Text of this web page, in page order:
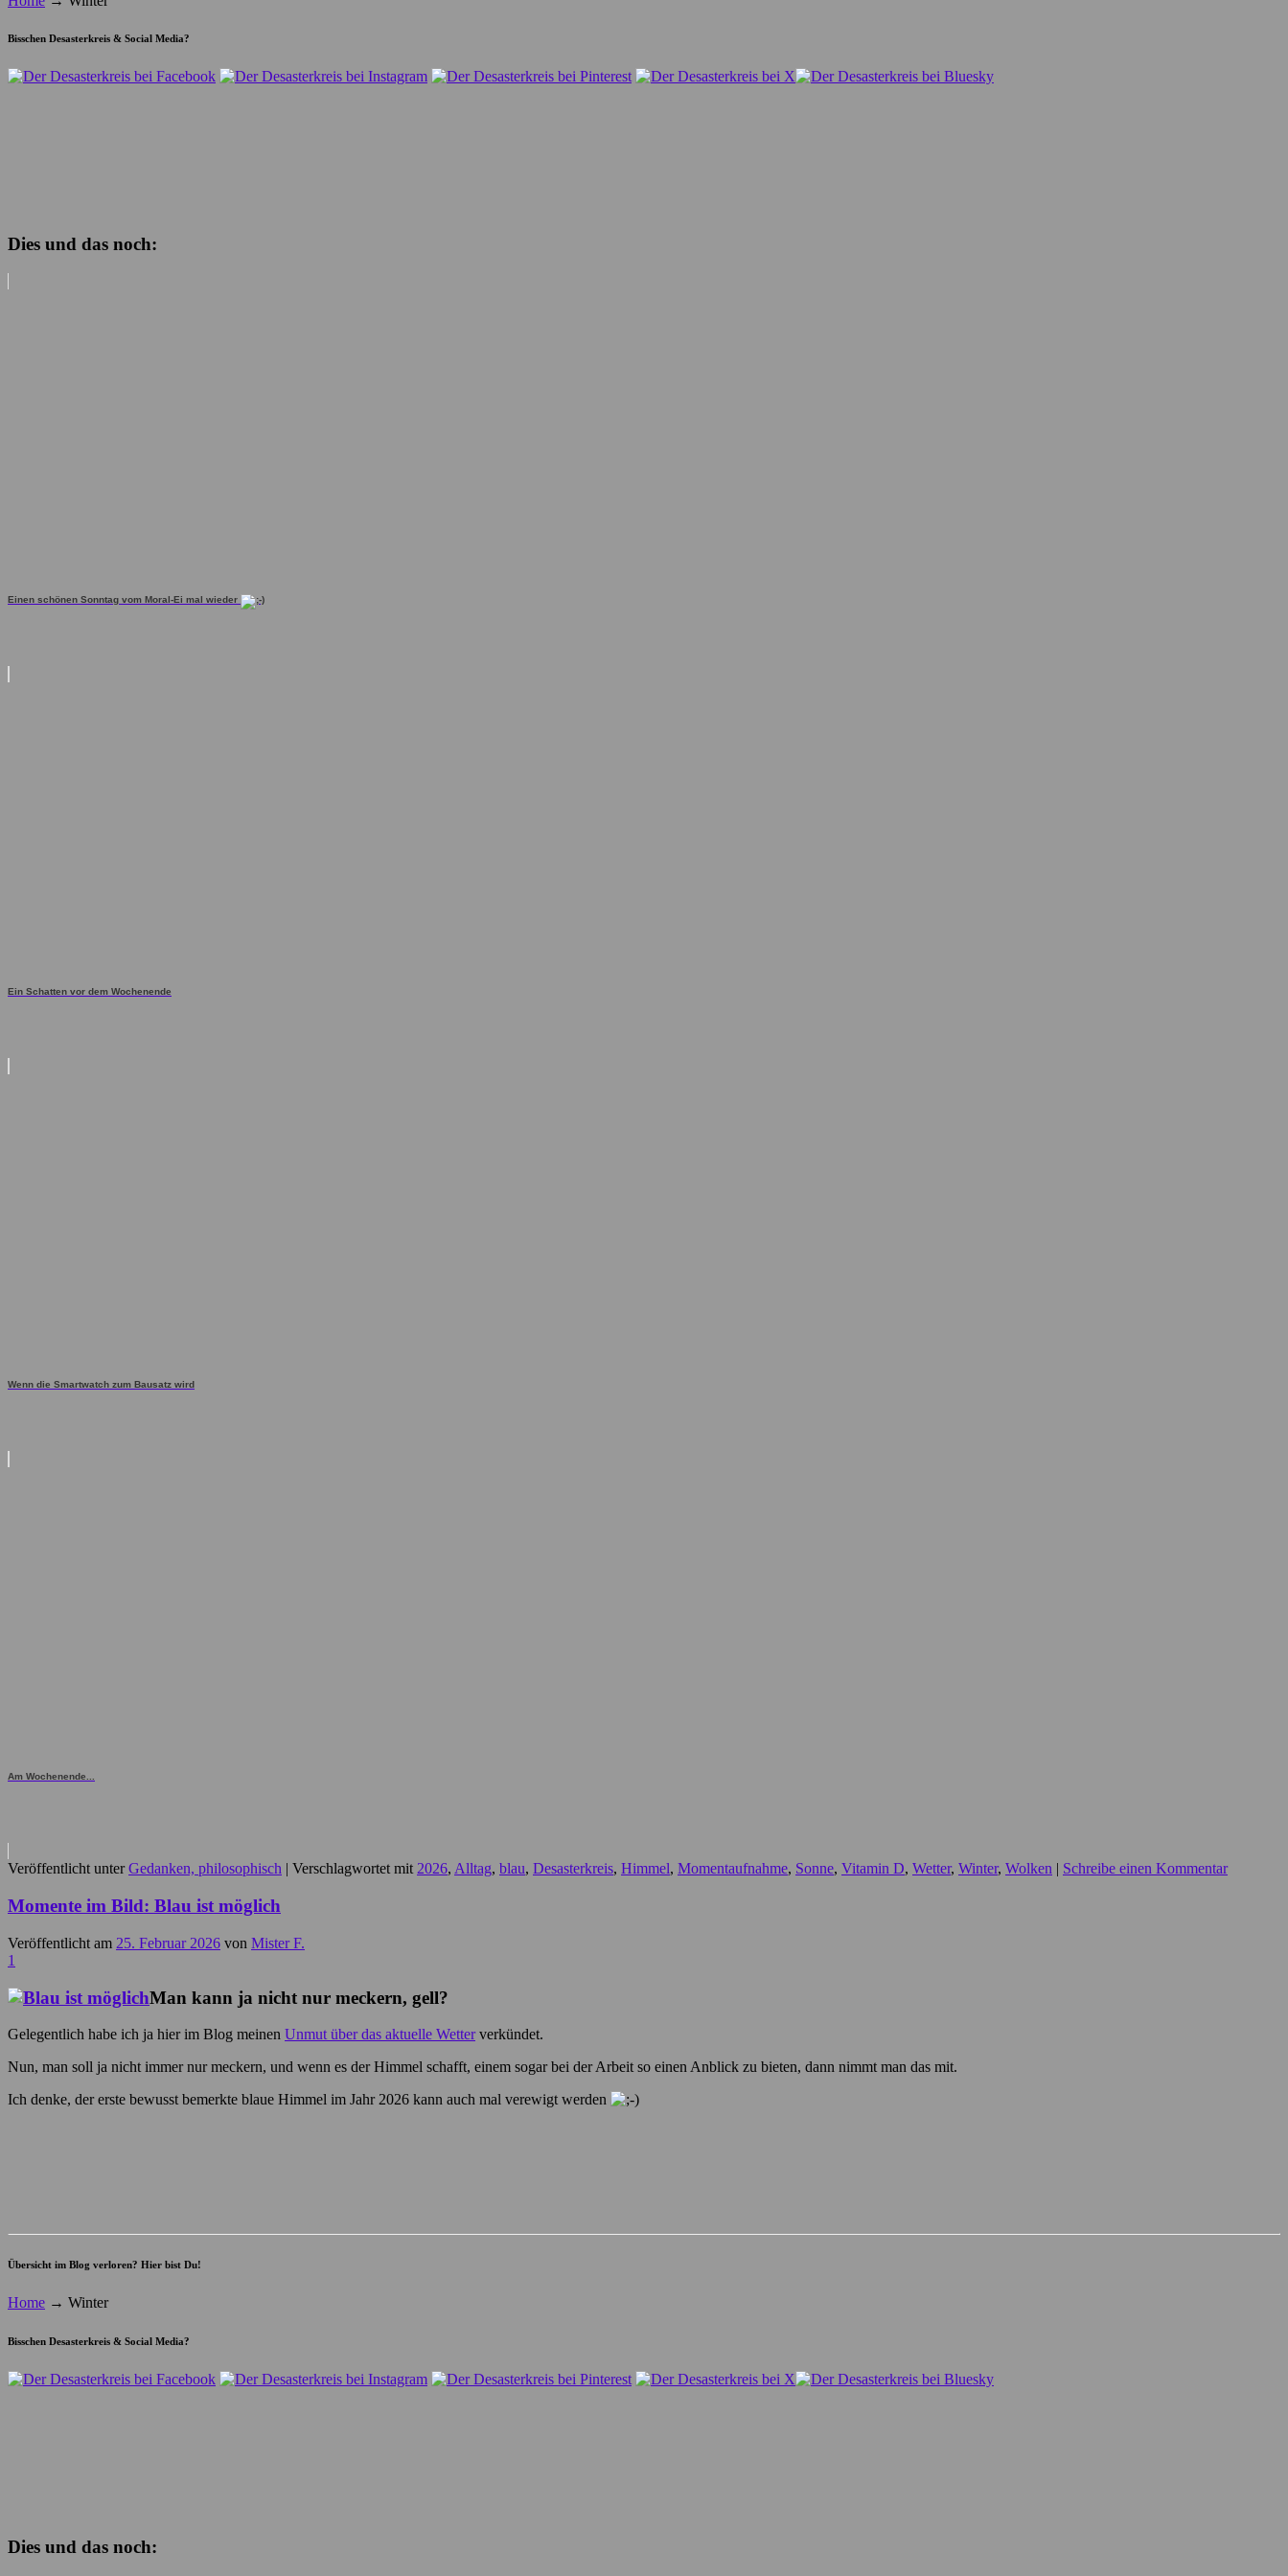
Bisschen Desasterkreis & Social Media?
Dies und das noch:
Einen schönen Sonntag vom Moral-Ei mal wieder
Ein Schatten vor dem Wochenende
Wenn die Smartwatch zum Bausatz wird
Am Wochenende...
Veröffentlicht unter Gedanken, philosophisch | Verschlagwortet mit 2026, Alltag, blau, Desasterkreis, Himmel, Momentaufnahme, Sonne, Vitamin D, Wetter, Winter, Wolken | Schreibe einen Kommentar
Momente im Bild: Blau ist möglich
Veröffentlicht am 25. Februar 2026 von Mister F.
1
Man kann ja nicht nur meckern, gell?
Gelegentlich habe ich ja hier im Blog meinen Unmut über das aktuelle Wetterverkündet.
Nun, man soll ja nicht immer nur meckern, und wenn es der Himmel schafft, einem sogar bei der Arbeit so einen Anblick zu bieten, dann nimmt man das mit.
Ich denke, der erste bewusst bemerkte blaue Himmel im Jahr 2026 kann auch mal verewigt werden
Übersicht im Blog verloren? Hier bist Du!
Home → Winter
Bisschen Desasterkreis & Social Media?
Dies und das noch: